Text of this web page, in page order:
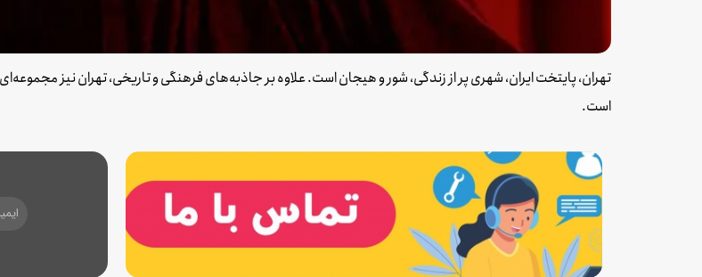
تهران، پایتخت ایران، شهری پر از زندگی، شور و هیجان است. علاوه بر جاذبه‌های فرهنگی و تاریخی، تهران نیز
است.